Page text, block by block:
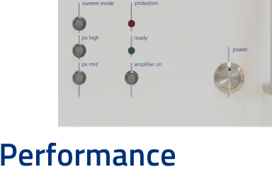
Performance